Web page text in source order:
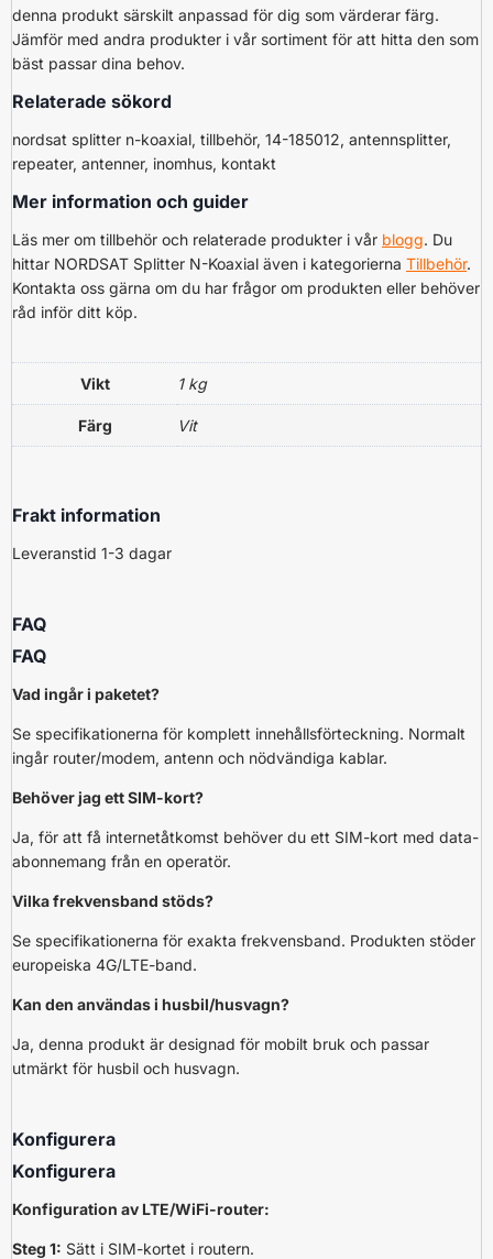
denna produkt särskilt anpassad för dig som värderar färg.
Jämför med andra produkter i vår sortiment för att hitta den som
bäst passar dina behov.
Relaterade sökord
nordsat splitter n-koaxial, tillbehör, 14-185012, antennsplitter,
repeater, antenner, inomhus, kontakt
Mer information och guider
Läs mer om tillbehör och relaterade produkter i vår blogg. Du
hittar NORDSAT Splitter N-Koaxial även i kategorierna Tillbehör.
Kontakta oss gärna om du har frågor om produkten eller behöver
råd inför ditt köp.
Vikt 1 kg
Färg Vit
Frakt information
Leveranstid 1-3 dagar
FAQ
FAQ
Vad ingår i paketet?
Se specifikationerna för komplett innehållsförteckning. Normalt
ingår router/modem, antenn och nödvändiga kablar.
Behöver jag ett SIM-kort?
Ja, för att få internetåtkomst behöver du ett SIM-kort med data-
abonnemang från en operatör.
Vilka frekvensband stöds?
Se specifikationerna för exakta frekvensband. Produkten stöder
europeiska 4G/LTE-band.
Kan den användas i husbil/husvagn?
Ja, denna produkt är designad för mobilt bruk och passar
utmärkt för husbil och husvagn.
Konfigurera
Konfigurera
Konfiguration av LTE/WiFi-router:
Steg 1: Sätt i SIM-kortet i routern.